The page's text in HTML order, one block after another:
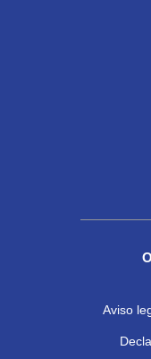
Aviso